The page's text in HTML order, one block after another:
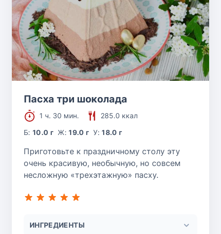
Пасха три шоколада
1 ч. 30 мин.
285.0 ккал
Б:10.0 г Ж:19.0 г У:18.0 г
Приготовьте к праздничному столу эту
очень красивую, необычную, но совсем
несложную «трехэтажную» пасху.
ИНГРЕДИЕНТЫ